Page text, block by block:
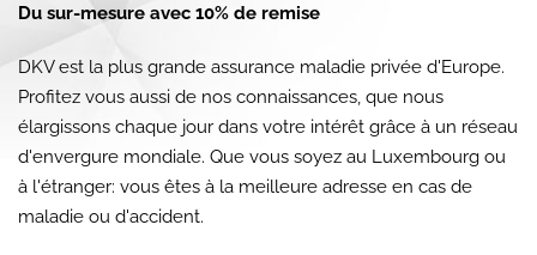
Du sur-mesure avec 10% de remise
DKV est la plus grande assurance maladie privée d'Europe.
Profitez vous aussi de nos connaissances, que nous
élargissons chaque jour dans votre intérêt grâce à un réseau
d'envergure mondiale. Que vous soyez au Luxembourg ou
à l'étranger: vous êtes à la meilleure adresse en cas de
maladie ou d'accident.